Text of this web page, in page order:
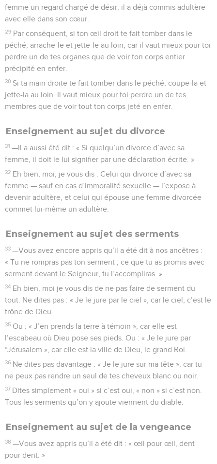
femme un regard chargé de désir, il a déjà commis adultère
avec elle dans son cœur.
29 Par conséquent, si ton œil droit te fait tomber dans le
péché, arrache-le et jette-le au loin, car il vaut mieux pour toi
perdre un de tes organes que de voir ton corps entier
précipité en enfer.
30 Si ta main droite te fait tomber dans le péché, coupe-la et
jette-la au loin. Il vaut mieux pour toi perdre un de tes
membres que de voir tout ton corps jeté en enfer.
Enseignement au sujet du divorce
31 —Il a aussi été dit : « Si quelqu’un divorce d’avec sa
femme, il doit le lui signifier par une déclaration écrite. »
32 Eh bien, moi, je vous dis : Celui qui divorce d’avec sa
femme — sauf en cas d’immoralité sexuelle — l’expose à
devenir adultère, et celui qui épouse une femme divorcée
commet lui-même un adultère.
Enseignement au sujet des serments
33 —Vous avez encore appris qu’il a été dit à nos ancêtres :
« Tu ne rompras pas ton serment ; ce que tu as promis avec
serment devant le Seigneur, tu l’accompliras. »
34 Eh bien, moi je vous dis de ne pas faire de serment du
tout. Ne dites pas : « Je le jure par le ciel », car le ciel, c’est le
trône de Dieu.
35 Ou : « J’en prends la terre à témoin », car elle est
l’escabeau où Dieu pose ses pieds. Ou : « Je le jure par
*Jérusalem », car elle est la ville de Dieu, le grand Roi.
36 Ne dites pas davantage : « Je le jure sur ma tête », car tu
ne peux pas rendre un seul de tes cheveux blanc ou noir.
37 Dites simplement « oui » si c’est oui, « non » si c’est non.
Tous les serments qu’on y ajoute viennent du diable.
Enseignement au sujet de la vengeance
38 —Vous avez appris qu’il a été dit : « œil pour œil, dent
pour dent. »